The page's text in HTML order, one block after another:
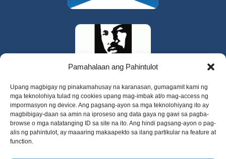
Pamahalaan ang Pahintulot
Upang magbigay ng pinakamahusay na karanasan, gumagamit kami ng
mga teknolohiya tulad ng cookies upang mag-imbak at/o mag-access ng
impormasyon ng device. Ang pagsang-ayon sa mga teknolohiyang ito ay
magbibigay-daan sa amin na iproseso ang data gaya ng gawi sa pagba-
browse o mga natatanging ID sa site na ito. Ang hindi pagsang-ayon o pag-
alis ng pahintulot, ay maaaring makaapekto sa ilang partikular na feature at
function.